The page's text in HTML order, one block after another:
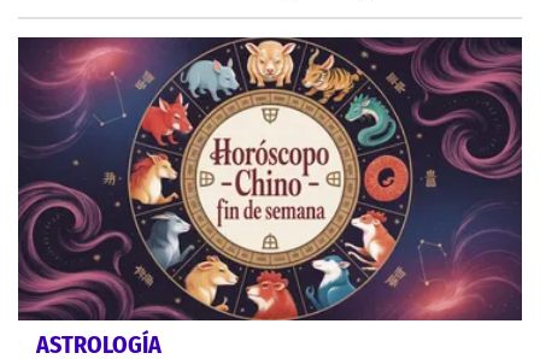
ASTROLOGÍA